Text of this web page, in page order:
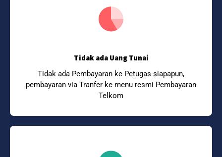
Tidak ada Uang Tunai
Tidak ada Pembayaran ke Petugas siapapun,
pembayaran via Tranfer ke menu resmi Pembayaran
Telkom